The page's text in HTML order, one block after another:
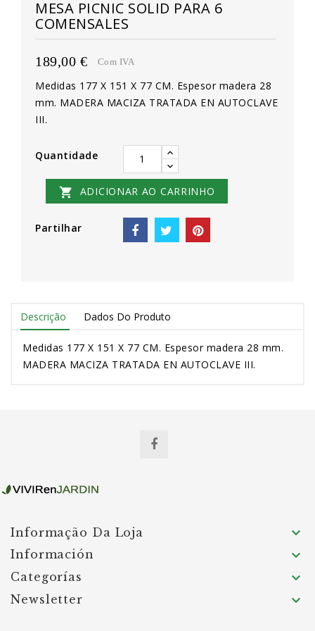
MESA PICNIC SOLID PARA 6
COMENSALES
189,00 € Com IVA
Medidas 177 X 151 X 77 CM. Espesor madera 28
mm. MADERA MACIZA TRATADA EN AUTOCLAVE
III.
Quantidade
 ADICIONAR AO CARRINHO
Partilhar
Descrição Dados Do Produto
Medidas 177 X 151 X 77 CM. Espesor madera 28 mm.
MADERA MACIZA TRATADA EN AUTOCLAVE III.
Informação Da Loja 
Información 
Categorías 
Newsletter 